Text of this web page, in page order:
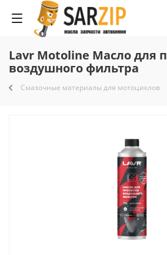
Lavr Motoline Масло для
воздушного фильтра
Смазочные материалы для мотоциклов